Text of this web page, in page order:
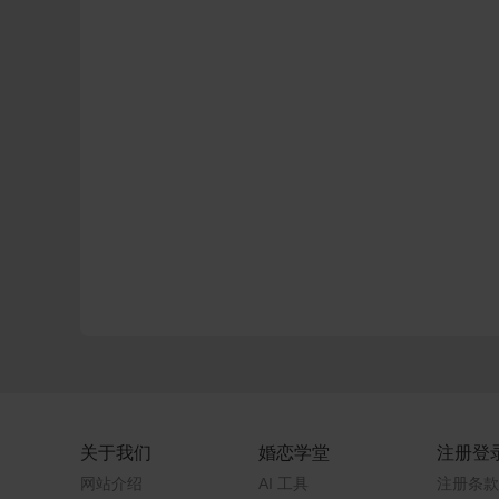
关于我们
网站介绍
婚恋学堂
AI 工具
注册登
注册条款